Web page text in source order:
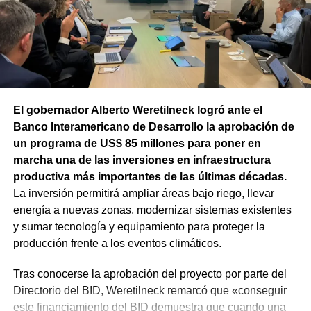
sectores más deteriorados y mejorar las condiciones de
transitabilidad.
El gobernador Alberto Weretilneck logró ante el
Banco Interamericano de Desarrollo la aprobación de
un programa de US$ 85 millones para poner en
marcha una de las inversiones en infraestructura
productiva más importantes de las últimas décadas.
La inversión permitirá ampliar áreas bajo riego, llevar
energía a nuevas zonas, modernizar sistemas existentes
y sumar tecnología y equipamiento para proteger la
producción frente a los eventos climáticos.
Tras conocerse la aprobación del proyecto por parte del
Directorio del BID, Weretilneck remarcó que «conseguir
este financiamiento del BID demuestra que cuando una